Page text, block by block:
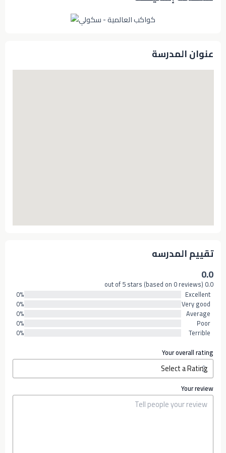
عنوان المدرسة
تقييم المدرسه
0.0
0.0 out of 5 stars (based on 0 reviews)
Excellent
0%
Very good
0%
Average
0%
Poor
0%
Terrible
0%
Your overall rating
Your review